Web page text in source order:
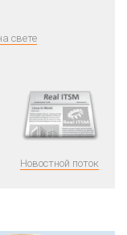
свете
Новостной поток